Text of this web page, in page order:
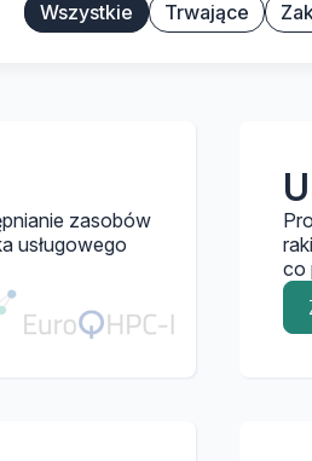
Wszystkie Trwające
zasobów
usługowego
co